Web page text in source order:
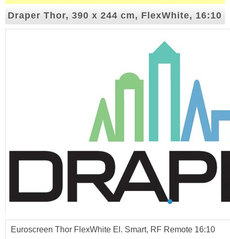
Draper Thor, 390 x 244 cm, FlexWhite, 16:10
Euroscreen Thor FlexWhite El. Smart, RF Remote 16:10